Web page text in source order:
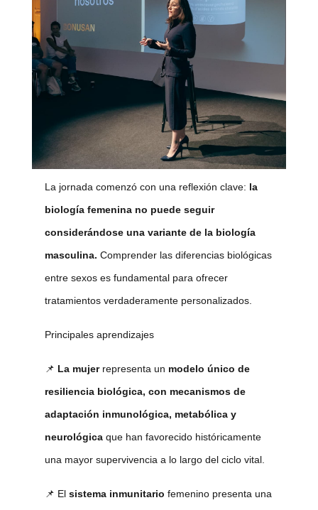
La jornada comenzó con una reflexión clave: la
biología femenina no puede seguir
considerándose una variante de la biología
masculina. Comprender las diferencias biológicas
entre sexos es fundamental para ofrecer
tratamientos verdaderamente personalizados.
Principales aprendizajes
📌 La mujerrepresenta un modelo único de
resiliencia biológica, con mecanismos de
adaptación inmunológica, metabólica y
neurológica que han favorecido históricamente
una mayor supervivencia a lo largo del ciclo vital.
📌 El sistema inmunitario femenino presenta una